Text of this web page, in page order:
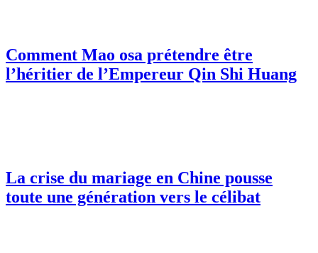
Comment Mao osa prétendre être
l’héritier de l’Empereur Qin Shi Huang
La crise du mariage en Chine pousse
toute une génération vers le célibat